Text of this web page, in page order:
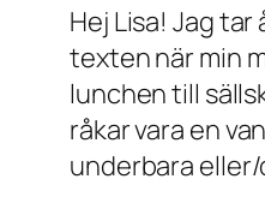
Hej Lisa! Jag
texten när min
lunchen till
råkar vara en
underbara